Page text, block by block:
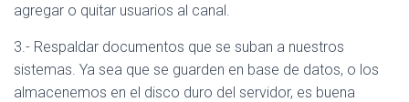
agregar o quitar usuarios al canal.
3.- Respaldar documentos que se suban a nuestros
sistemas. Ya sea que se guarden en base de datos, o los
almacenemos en el disco duro del servidor, es buena